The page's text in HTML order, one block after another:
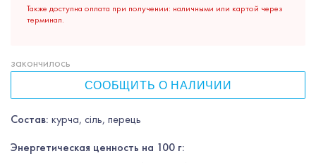
Также доступна оплата при получении: наличными или картой через
терминал.
Состав: курча, сіль, перець
Энергетическая ценность на 100 г:
закончилось
СООБЩИТЬ О НАЛИЧИИ